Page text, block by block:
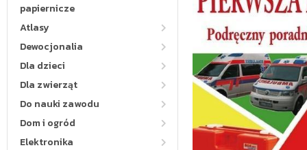
papiernicze
Atlasy
Dewocjonalia
Dla dzieci
Dla zwierząt
Do nauki zawodu
Dom i ogród
Elektronika